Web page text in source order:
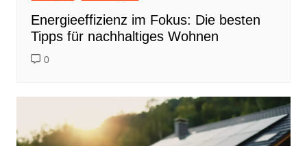
Energieeffizienz im Fokus: Die besten
Tipps für nachhaltiges Wohnen
0